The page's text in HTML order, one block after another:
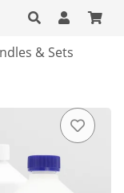
& Sets